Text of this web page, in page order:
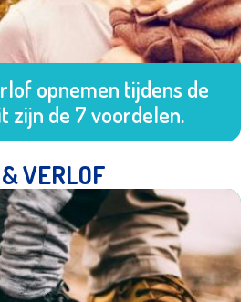
opnemen tijdens de
zijn de 7 voordelen.
VERLOF